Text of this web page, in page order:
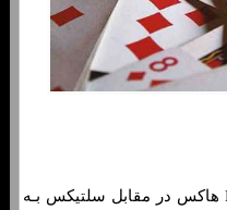
بیایید از بازی 5 سری پلی آف NBA هاکس در مقابل سلتیکس بـه